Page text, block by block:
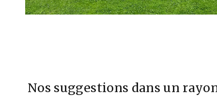
Nos suggestions dans un